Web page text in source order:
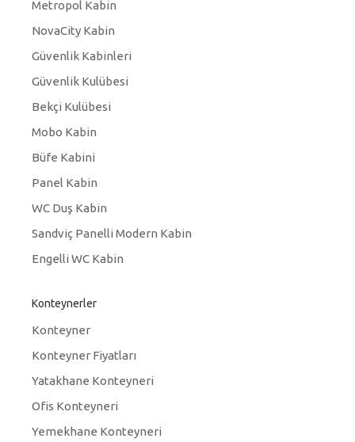
Metropol Kabin
NovaCity Kabin
Güvenlik Kabinleri
Güvenlik Kulübesi
Bekçi Kulübesi
Mobo Kabin
Büfe Kabini
Panel Kabin
WC Duş Kabin
Sandviç Panelli Modern Kabin
Engelli WC Kabin
Konteynerler
Konteyner
Konteyner Fiyatları
Yatakhane Konteyneri
Ofis Konteyneri
Yemekhane Konteyneri